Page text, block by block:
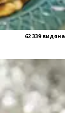
62 339 видяна